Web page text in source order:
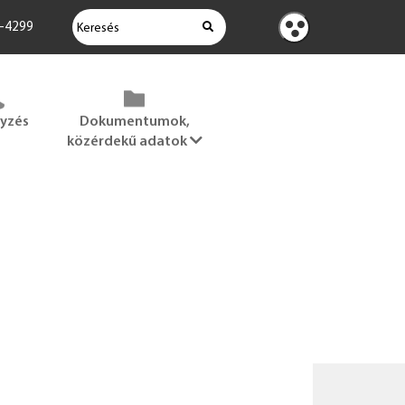
4299
KERESÉS
Kontraszt
nézet
Dokumentumok,
közérdekű adatok